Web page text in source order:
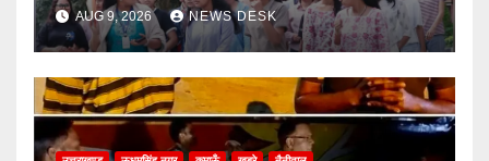
AUG 9, 2026 NEWS DESK